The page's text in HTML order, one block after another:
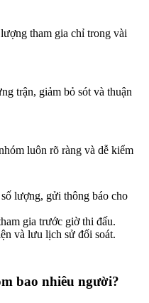
tham gia chỉ trong vài
trận, giảm bỏ sót và thuận
luôn rõ ràng và dễ kiểm
lượng, gửi thông báo cho
gia trước giờ thi đấu.
và lưu lịch sử đối soát.
bao nhiêu người?